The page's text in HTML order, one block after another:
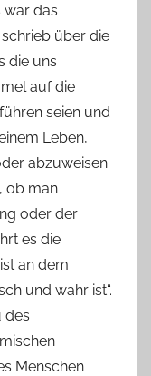
war das
über die
die uns
auf die
seien und
Leben,
abzuweisen
ob man
oder der
es die
an dem
und wahr ist“.
des
Menschen